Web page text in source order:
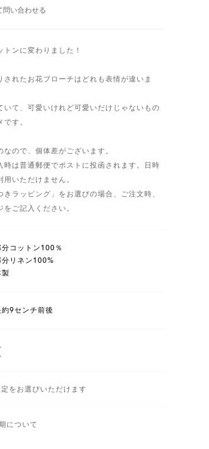
問い合わせる
ンに変わりました！
されたお花ブローチはどれも表情が違いま
いて、可愛いけれど可愛いだけじゃないもの
す。
ので、個体差がございます。
は普通郵便でポストに投函されます。日時
いただけません。
ラッピング」をお選びの場合、ご注文時、
ご記入ください。
分コットン100％
分リネン100%
製
約9センチ前後
をお選びいただけます
について